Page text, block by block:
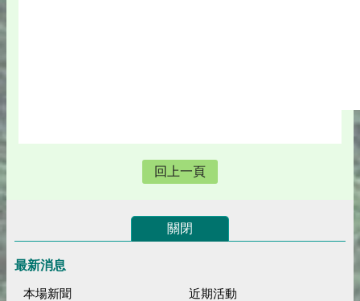
回上一頁
關閉
最新消息
本場新聞
近期活動